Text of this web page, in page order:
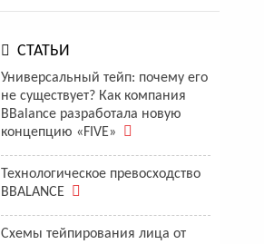
СТАТЬИ
Универсальный тейп: почему его
не существует? Как компания
BBalance разработала новую
концепцию «FIVE»
Технологическое превосходство
BBALANCE
Схемы тейпирования лица от